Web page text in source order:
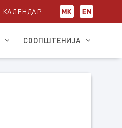
КАЛЕНДАР МК EN
СООПШТЕНИЈА